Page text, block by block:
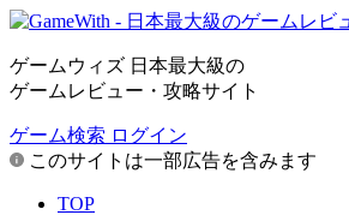
ゲームウィズ 日本最大級の
ゲームレビュー・攻略サイト
ゲーム検索 ログイン
このサイトは一部広告を含みます
TOP